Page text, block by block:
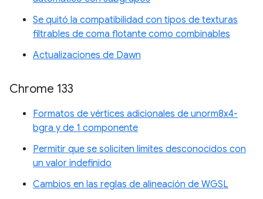
Se quitó la compatibilidad con tipos de texturas
filtrables de coma flotante como combinables
Actualizaciones de Dawn
Chrome 133
Formatos de vértices adicionales de unorm8x4-
bgra y de 1 componente
Permitir que se soliciten límites desconocidos con
un valor indefinido
Cambios en las reglas de alineación de WGSL